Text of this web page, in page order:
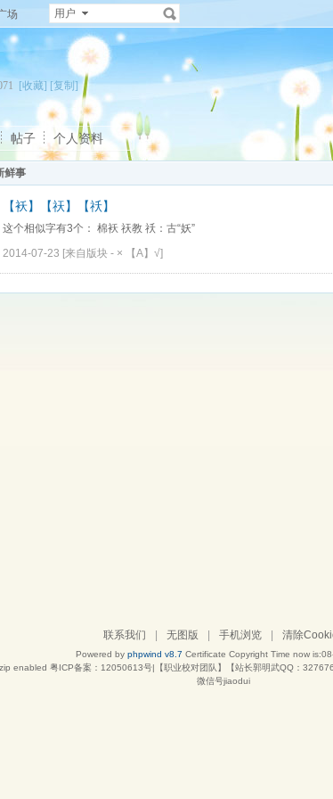
场 用户
[收藏] [复制]
帖子 个人资料
鲜事
【袄】【祆】【祅】
这个相似字有3个： 棉袄 祆教 祅：古“妖”
2014-07-23 [来自版块 - × 【A】√]
联系我们 无图版 手机浏览 清除
Powered by phpwind v8.7 Certificate Copyright Time now
enabled 粤ICP备案：12050613号|【职业校对团队】【站长郭明武QQ：
微信号jiaodui